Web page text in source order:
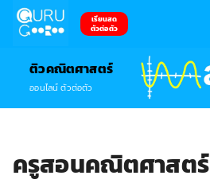
เรียนสด
ตัวต่อตัว
ติวคณิตศาสตร์
ออนไลน์ ตัวต่อตัว
ครูสอนคณิตศาสตร์